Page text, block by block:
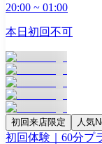
20:00 ~ 01:00
本日初回不可
初回来店限定 人気
初回体験｜60分プ